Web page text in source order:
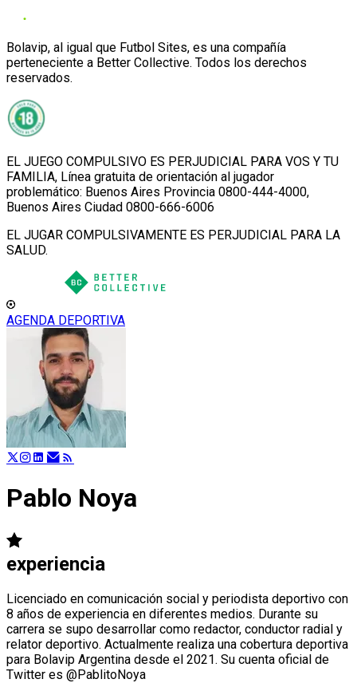
Bolavip, al igual que Futbol Sites, es una compañía
perteneciente a Better Collective. Todos los derechos
reservados.
EL JUEGO COMPULSIVO ES PERJUDICIAL PARA VOS Y TU
FAMILIA, Línea gratuita de orientación al jugador
problemático: Buenos Aires Provincia 0800-444-4000,
Buenos Aires Ciudad 0800-666-6006
EL JUGAR COMPULSIVAMENTE ES PERJUDICIAL PARA LA
SALUD.
AGENDA DEPORTIVA
Pablo Noya
experiencia
Licenciado en comunicación social y periodista deportivo con
8 años de experiencia en diferentes medios. Durante su
carrera se supo desarrollar como redactor, conductor radial y
relator deportivo. Actualmente realiza una cobertura deportiva
para Bolavip Argentina desde el 2021. Su cuenta oficial de
Twitter es @PablitoNoya